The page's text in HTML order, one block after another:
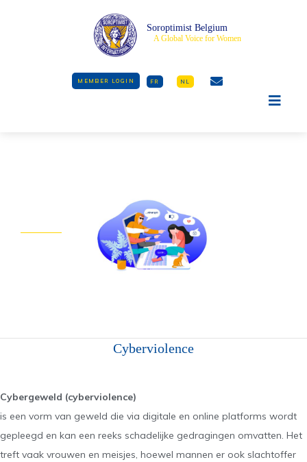
Soroptimist Belgium
A Global Voice for Women
MEMBER LOGIN FR NL
Cyberviolence
Cybergeweld (cyberviolence)
is een vorm van geweld die via digitale en online platforms wordt
gepleegd en kan een reeks schadelijke gedragingen omvatten. Het
treft vaak vrouwen en meisjes, hoewel mannen er ook slachtoffer